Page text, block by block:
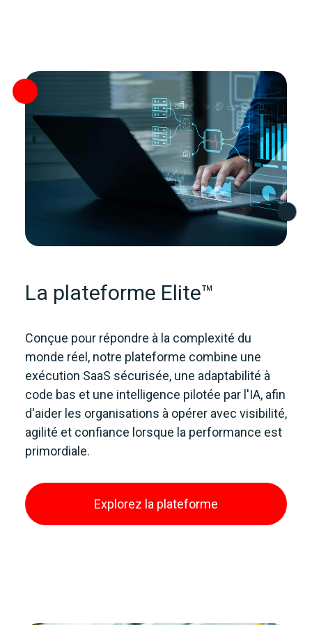
La plateforme Elite™
Conçue pour répondre à la complexité du
monde réel, notre plateforme combine une
exécution SaaS sécurisée, une adaptabilité à
code bas et une intelligence pilotée par l'IA, afin
d'aider les organisations à opérer avec visibilité,
agilité et confiance lorsque la performance est
primordiale.
Explorez la plateforme